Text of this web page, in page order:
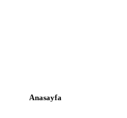
Anasayfa